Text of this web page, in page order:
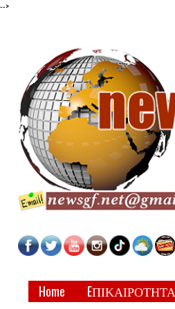
-->
Home EΠΙΚΑΙΡΟΤΗΤΑ